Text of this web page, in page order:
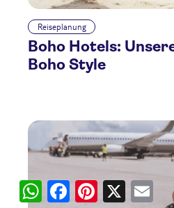
Reiseplanung
Boho Hotels:
Boho Style
WhatsAppFacebookPinterest
X